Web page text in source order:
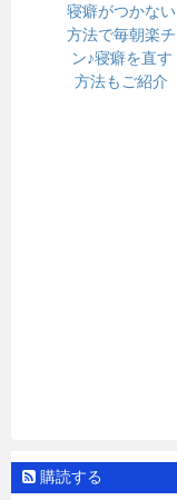
寝癖がつかない
方法で毎朝楽チ
ン♪寝癖を直す
方法もご紹介
購読する